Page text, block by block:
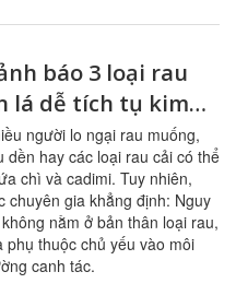
báo 3 loại rau
lá dễ tích tụ kim
nặng
người lo ngại rau muống,
dền hay các loại rau cải có thể
chì và cadimi. Tuy nhiên,
chuyên gia khẳng định: Nguy
nằm ở bản thân loại rau,
phụ thuộc chủ yếu vào môi
canh tác.